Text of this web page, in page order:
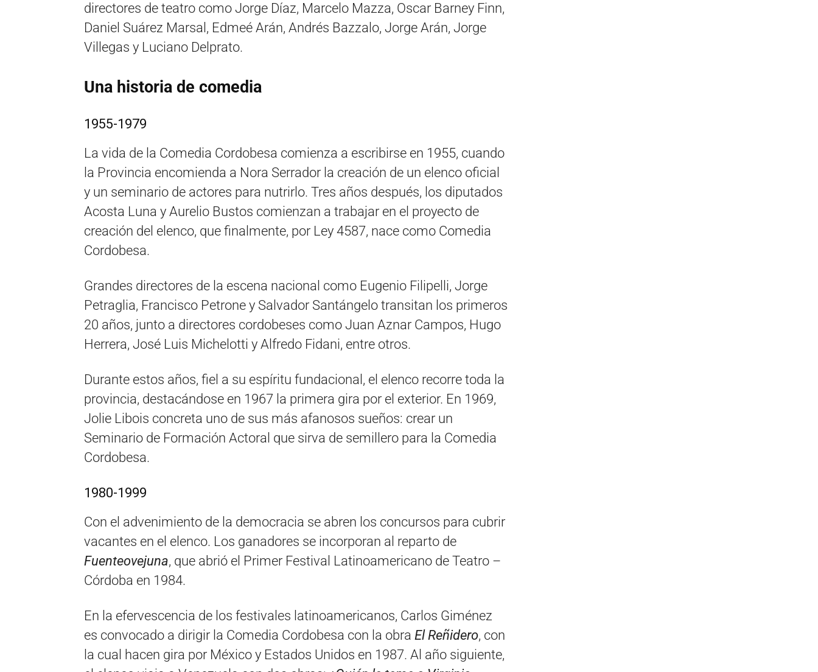
directores de teatro como Jorge Díaz, Marcelo Mazza, Oscar Barney Finn,
Daniel Suárez Marsal, Edmeé Arán, Andrés Bazzalo, Jorge Arán, Jorge
Villegas y Luciano Delprato.
Una historia de comedia
1955-1979
La vida de la Comedia Cordobesa comienza a escribirse en 1955, cuando
la Provincia encomienda a Nora Serrador la creación de un elenco oficial
y un seminario de actores para nutrirlo. Tres años después, los diputados
Acosta Luna y Aurelio Bustos comienzan a trabajar en el proyecto de
creación del elenco, que finalmente, por Ley 4587, nace como Comedia
Cordobesa.
Grandes directores de la escena nacional como Eugenio Filipelli, Jorge
Petraglia, Francisco Petrone y Salvador Santángelo transitan los primeros
20 años, junto a directores cordobeses como Juan Aznar Campos, Hugo
Herrera, José Luis Michelotti y Alfredo Fidani, entre otros.
Durante estos años, fiel a su espíritu fundacional, el elenco recorre toda la
provincia, destacándose en 1967 la primera gira por el exterior. En 1969,
Jolie Libois concreta uno de sus más afanosos sueños: crear un
Seminario de Formación Actoral que sirva de semillero para la Comedia
Cordobesa.
1980-1999
Con el advenimiento de la democracia se abren los concursos para cubrir
vacantes en el elenco. Los ganadores se incorporan al reparto de
Fuenteovejuna, que abrió el Primer Festival Latinoamericano de Teatro –
Córdoba en 1984.
En la efervescencia de los festivales latinoamericanos, Carlos Giménez
es convocado a dirigir la Comedia Cordobesa con la obra El Reñidero, con
la cual hacen gira por México y Estados Unidos en 1987. Al año siguiente,